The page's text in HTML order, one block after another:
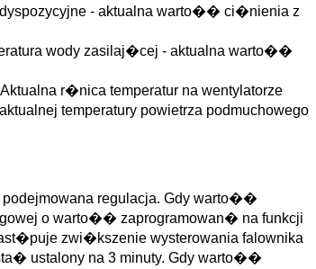
- aktualna warto�� ci�nienia z
wody zasilaj�cej - aktualna warto��
r�nica temperatur na wentylatorze
temperatury powietrza podmuchowego
regulacja. Gdy warto��
o warto�� zaprogramowan� na funkcji
zwi�kszenie wysterowania falownika
ustalony na 3 minuty. Gdy warto��